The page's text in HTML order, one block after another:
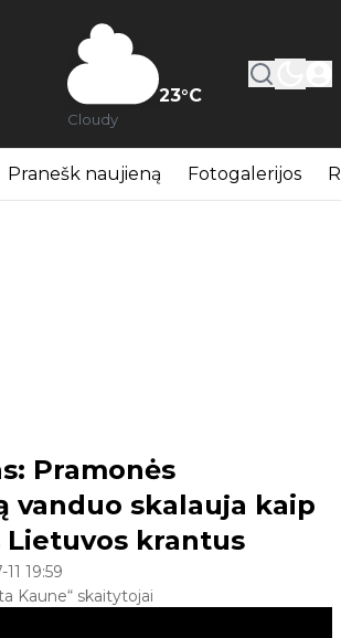
23°C
Cloudy
Pranešk naujieną Fotogalerijos
Pramonės
vanduo skalauja kaip
Lietuvos krantus
19:59
Kaune“ skaitytojai